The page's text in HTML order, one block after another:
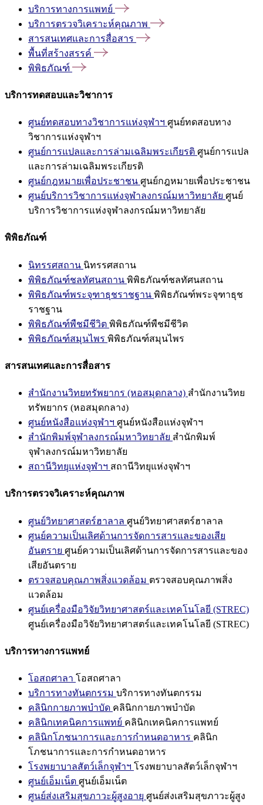
บริการทางการแพทย์
บริการตรวจวิเคราะห์คุณภาพ
สารสนเทศและการสื่อสาร
พื้นที่สร้างสรรค์
พิพิธภัณฑ์
บริการทดสอบและวิชาการ
ศูนย์ทดสอบทางวิชาการแห่งจุฬาฯ ศูนย์ทดสอบทาง
วิชาการแห่งจุฬาฯ
ศูนย์การแปลและการล่ามเฉลิมพระเกียรติ ศูนย์การแปล
และการล่ามเฉลิมพระเกียรติ
ศูนย์กฎหมายเพื่อประชาชน ศูนย์กฎหมายเพื่อประชาชน
ศูนย์บริการวิชาการแห่งจุฬาลงกรณ์มหาวิทยาลัย ศูนย์
บริการวิชาการแห่งจุฬาลงกรณ์มหาวิทยาลัย
พิพิธภัณฑ์
นิทรรศสถาน นิทรรศสถาน
พิพิธภัณฑ์ชลทัศนสถาน พิพิธภัณฑ์ชลทัศนสถาน
พิพิธภัณฑ์พระจุฑาธุชราชฐาน พิพิธภัณฑ์พระจุฑาธุช
ราชฐาน
พิพิธภัณฑ์พืชมีชีวิต พิพิธภัณฑ์พืชมีชีวิต
พิพิธภัณฑ์สมุนไพร พิพิธภัณฑ์สมุนไพร
สารสนเทศและการสื่อสาร
สำนักงานวิทยทรัพยากร (หอสมุดกลาง) สำนักงานวิทย
ทรัพยากร (หอสมุดกลาง)
ศูนย์หนังสือแห่งจุฬาฯ ศูนย์หนังสือแห่งจุฬาฯ
สำนักพิมพ์จุฬาลงกรณ์มหาวิทยาลัย สำนักพิมพ์
จุฬาลงกรณ์มหาวิทยาลัย
สถานีวิทยุแห่งจุฬาฯ สถานีวิทยุแห่งจุฬาฯ
บริการตรวจวิเคราะห์คุณภาพ
ศูนย์วิทยาศาสตร์ฮาลาล ศูนย์วิทยาศาสตร์ฮาลาล
ศูนย์ความเป็นเลิศด้านการจัดการสารและของเสีย
อันตราย ศูนย์ความเป็นเลิศด้านการจัดการสารและของ
เสียอันตราย
ตรวจสอบคุณภาพสิ่งแวดล้อม ตรวจสอบคุณภาพสิ่ง
แวดล้อม
ศูนย์เครื่องมือวิจัยวิทยาศาสตร์และเทคโนโลยี (STREC)
ศูนย์เครื่องมือวิจัยวิทยาศาสตร์และเทคโนโลยี (STREC)
บริการทางการแพทย์
โอสถศาลา โอสถศาลา
บริการทางทันตกรรม บริการทางทันตกรรม
คลินิกกายภาพบำบัด คลินิกกายภาพบำบัด
คลินิกเทคนิคการแพทย์ คลินิกเทคนิคการแพทย์
คลินิกโภชนาการและการกำหนดอาหาร คลินิก
โภชนาการและการกำหนดอาหาร
โรงพยาบาลสัตว์เล็กจุฬาฯ โรงพยาบาลสัตว์เล็กจุฬาฯ
ศูนย์เอ็มเน็ต ศูนย์เอ็มเน็ต
ศูนย์ส่งเสริมสุขภาวะผู้สูงอายุ ศูนย์ส่งเสริมสุขภาวะผู้สูง